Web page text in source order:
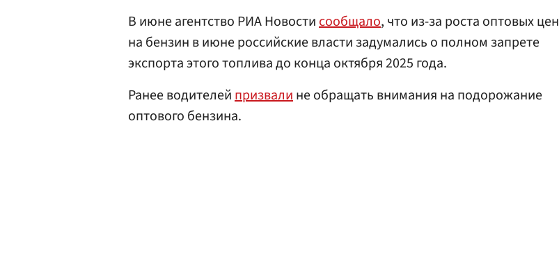
В июне агентство РИА Новостисообщало, что из-за роста оптовых цен
на бензин в июне российские власти задумались о полном запрете
экспорта этого топлива до конца октября 2025 года.
Ранее водителейпризвалине обращать внимания на подорожание
оптового бензина.